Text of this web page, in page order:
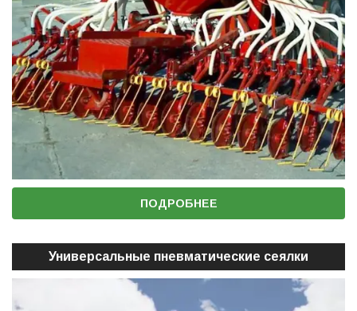
ПОДРОБНЕЕ
Универсальные пневматические сеялки